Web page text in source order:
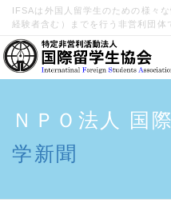
IFSAは外国人留学生のための様々
経験者含む）までを行う非営利団体
ＮＰＯ法人 国
学新聞